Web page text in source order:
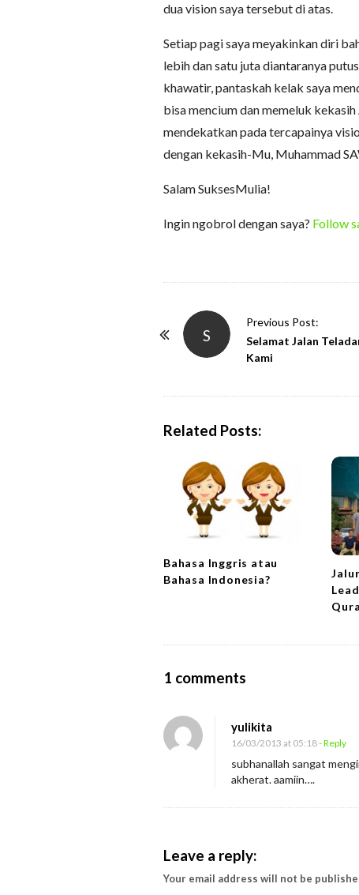
dua vision saya tersebut di atas.
Setiap pagi saya meyakinkan diri
lebih dan satu juta diantaranya
khawatir, pantaskah kelak saya
bisa mencium dan memeluk
mendekatkan pada tercapainya
dengan kekasih-Mu, Muhammad
Salam SuksesMulia!
Ingin ngobrol dengan saya? Follow
S
Previous Post:
Selamat Jalan
Kami
Related Posts:
Bahasa Inggris atau
Bahasa Indonesia?
1 comments
M
o
v
e
O
e
yulikita
16/03/2013 at 05:18- Reply
subhanallah sangat
akherat. aamiin….
Leave a reply:
Your email address will not be